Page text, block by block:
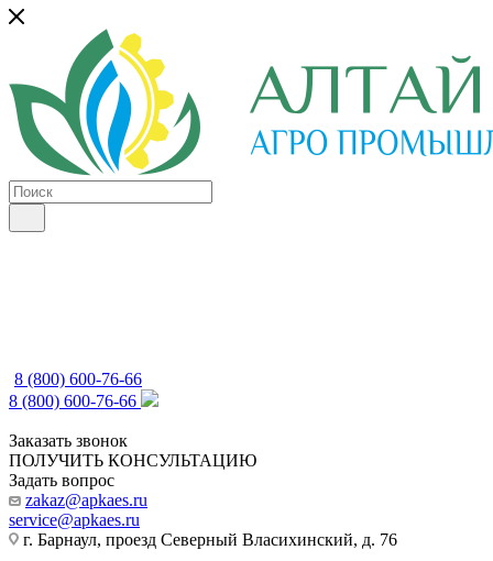
8 (800) 600-76-66
8 (800) 600-76-66
Заказать звонок
ПОЛУЧИТЬ КОНСУЛЬТАЦИЮ
Задать вопрос
zakaz@apkaes.ru
service@apkaes.ru
г. Барнаул, проезд Северный Власихинский, д. 76